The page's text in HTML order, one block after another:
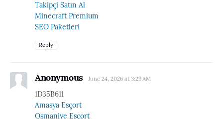
Takipçi Satın Al
Minecraft Premium
SEO Paketleri
Reply
Anonymous June 24, 2026 at 3:29 AM
1D35B611
Amasya Esçort
Osmaniye Esçort